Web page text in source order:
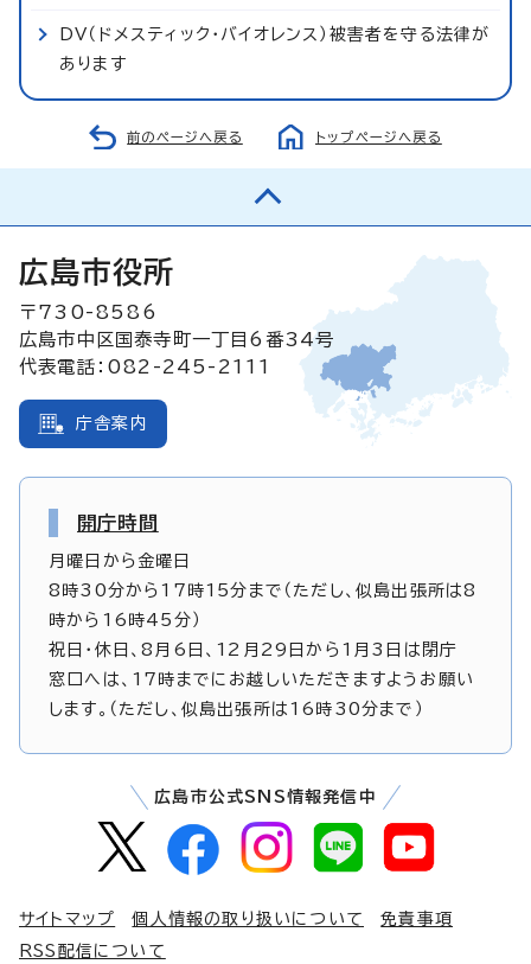
DV（ドメスティック・バイオレンス）被害者を守る法律が
あります
前のページへ戻る トップページへ戻る
広島市役所
〒730-8586
広島市中区国泰寺町一丁目6番34号
代表電話：082-245-2111
庁舎案内
開庁時間
月曜日から金曜日
8時30分から17時15分まで（ただし、似島出張所は8
時から16時45分）
祝日・休日、8月6日、12月29日から1月3日は閉庁
窓口へは、17時までにお越しいただきますようお願い
します。（ただし、似島出張所は16時30分まで）
広島市公式SNS情報発信中
サイトマップ 個人情報の取り扱いについて
免責事項
RSS配信について